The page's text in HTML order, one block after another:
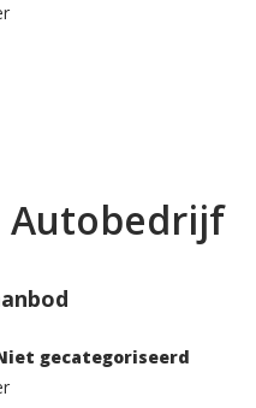
Autobedrijf
gecategoriseerd